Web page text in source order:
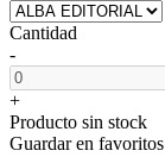
Cantidad
-
+
Producto sin stock
Guardar en favoritos